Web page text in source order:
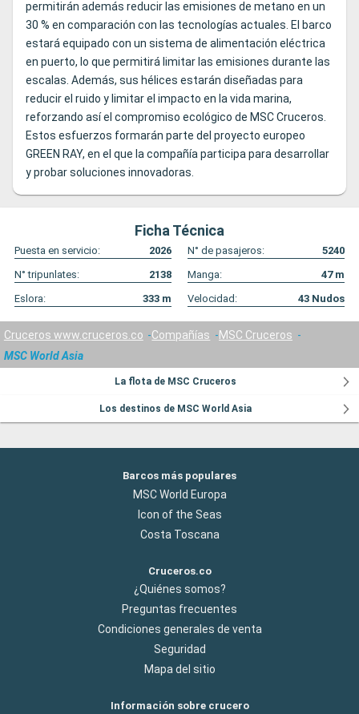
permitirán además reducir las emisiones de metano en un
30 % en comparación con las tecnologías actuales. El barco
estará equipado con un sistema de alimentación eléctrica
en puerto, lo que permitirá limitar las emisiones durante las
escalas. Además, sus hélices estarán diseñadas para
reducir el ruido y limitar el impacto en la vida marina,
reforzando así el compromiso ecológico de MSC Cruceros.
Estos esfuerzos formarán parte del proyecto europeo
GREEN RAY, en el que la compañía participa para desarrollar
y probar soluciones innovadoras.
Ficha Técnica
Puesta en servicio: 2026 N° de pasajeros:
5240
N° tripunlates:
2138 Manga: 47m
Eslora:
333 m Velocidad: 43 Nudos
Cruceros www.cruceros.co Compañías
MSC Cruceros
MSC World Asia
La flota de MSC Cruceros
Los destinos de MSC World Asia
Barcos más populares
MSC World Europa
Icon of the Seas
Costa Toscana
Cruceros.co
¿Quiénes somos?
Preguntas frecuentes
Condiciones generales de venta
Seguridad
Mapa del sitio
Información sobre crucero